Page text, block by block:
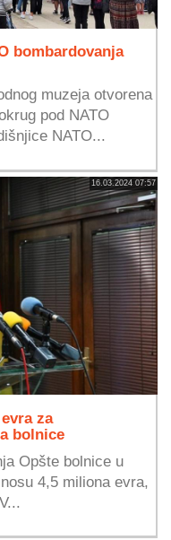
bombardovanja
muzeja otvorena
pod NATO
NATO...
16.03.2024 07:57
za
bolnice
Opšte bolnice u
4,5 miliona evra,